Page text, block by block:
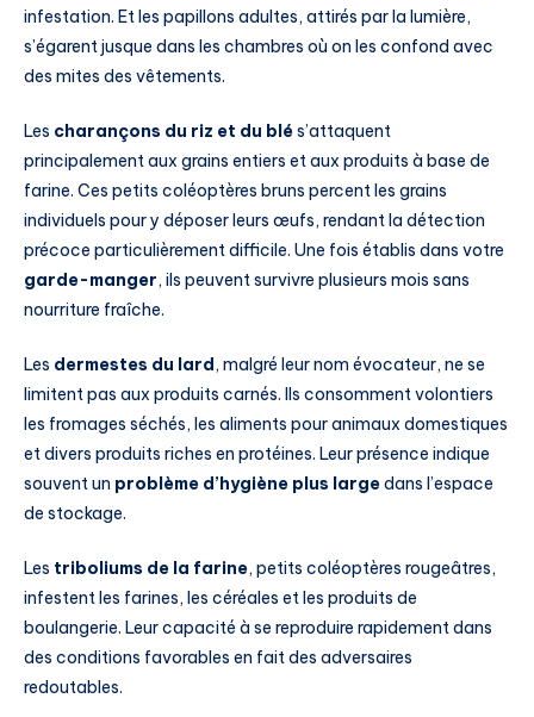
infestation. Et les papillons adultes, attirés par la lumière,
s’égarent jusque dans les chambres où on les confond avec
des mites des vêtements.
Les charançons du riz et du blés’attaquent
principalement aux grains entiers et aux produits à base de
farine. Ces petits coléoptères bruns percent les grains
individuels pour y déposer leurs œufs, rendant la détection
précoce particulièrement difficile. Une fois établis dans votre
garde-manger, ils peuvent survivre plusieurs mois sans
nourriture fraîche.
Les dermestes du lard, malgré leur nom évocateur, ne se
limitent pas aux produits carnés. Ils consomment volontiers
les fromages séchés, les aliments pour animaux domestiques
et divers produits riches en protéines. Leur présence indique
souvent un problème d’hygiène plus largedans l’espace
de stockage.
Les triboliums de la farine, petits coléoptères rougeâtres,
infestent les farines, les céréales et les produits de
boulangerie. Leur capacité à se reproduire rapidement dans
des conditions favorables en fait des adversaires
redoutables.